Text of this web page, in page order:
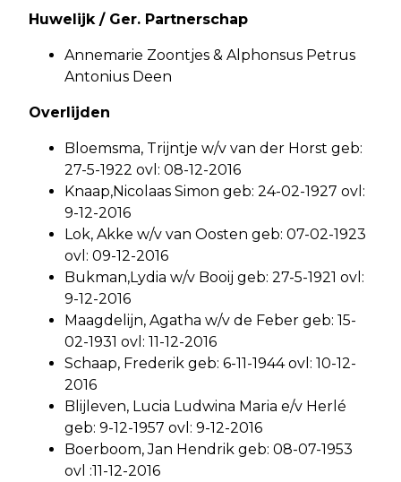
Huwelijk / Ger. Partnerschap
Annemarie Zoontjes & Alphonsus Petrus
Antonius Deen
Overlijden
Bloemsma, Trijntje w/v van der Horst geb:
27-5-1922 ovl: 08-12-2016
Knaap,Nicolaas Simon geb: 24-02-1927 ovl:
9-12-2016
Lok, Akke w/v van Oosten geb: 07-02-1923
ovl: 09-12-2016
Bukman,Lydia w/v Booij geb: 27-5-1921 ovl:
9-12-2016
Maagdelijn, Agatha w/v de Feber geb: 15-
02-1931 ovl: 11-12-2016
Schaap, Frederik geb: 6-11-1944 ovl: 10-12-
2016
Blijleven, Lucia Ludwina Maria e/v Herlé
geb: 9-12-1957 ovl: 9-12-2016
Boerboom, Jan Hendrik geb: 08-07-1953
ovl :11-12-2016